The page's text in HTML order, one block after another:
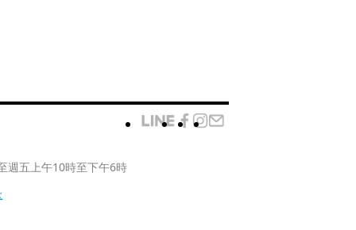
週五上午10時至下午6時